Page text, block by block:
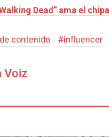
Dead” ama el
contenido #influencer
Voiz